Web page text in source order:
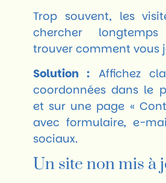
Trop souvent, les
chercher
trouver comment vous
Solution : Affichez
coordonnées dans le
et sur une page «
avec formulaire, e-
sociaux.
Un site non mis à